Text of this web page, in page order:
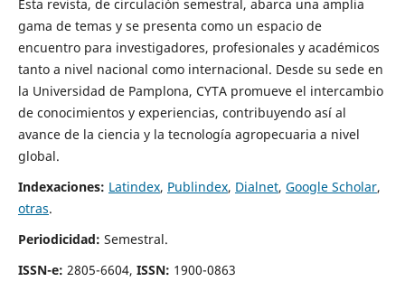
Esta revista, de circulación semestral, abarca una amplia
gama de temas y se presenta como un espacio de
encuentro para investigadores, profesionales y académicos
tanto a nivel nacional como internacional. Desde su sede en
la Universidad de Pamplona, CYTA promueve el intercambio
de conocimientos y experiencias, contribuyendo así al
avance de la ciencia y la tecnología agropecuaria a nivel
global.
Indexaciones: Latindex, Publindex, Dialnet, Google Scholar,
otras.
Periodicidad: Semestral.
ISSN-e: 2805-6604, ISSN: 1900-0863